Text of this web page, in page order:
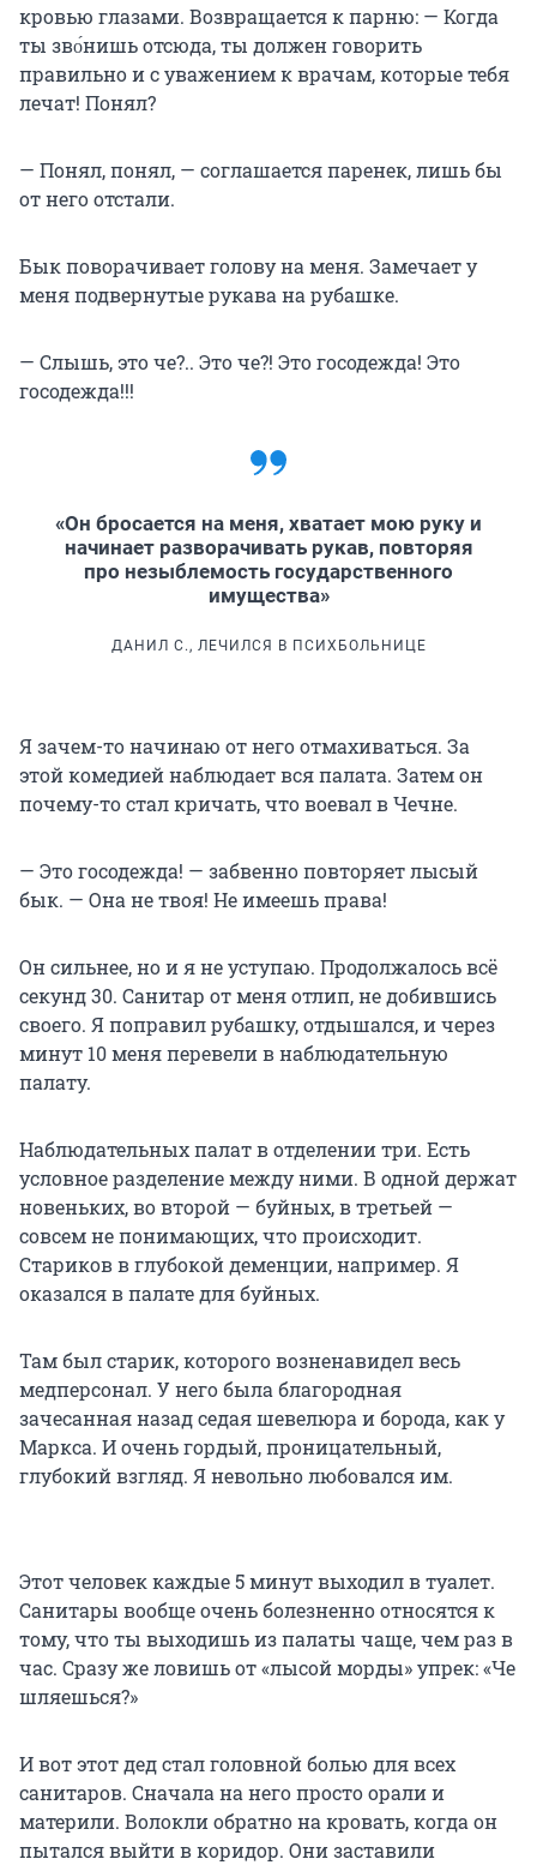
кровью глазами. Возвращается к парню: — Когда
ты зво́нишь отсюда, ты должен говорить
правильно и с уважением к врачам, которые тебя
лечат! Понял?
— Понял, понял, — соглашается паренек, лишь бы
от него отстали.
Бык поворачивает голову на меня. Замечает у
меня подвернутые рукава на рубашке.
— Слышь, это че?.. Это че?! Это госодежда! Это
госодежда!!!
«Он бросается на меня, хватает мою руку и
начинает разворачивать рукав, повторяя
про незыблемость государственного
имущества»
ДАНИЛ С., ЛЕЧИЛСЯ В ПСИХБОЛЬНИЦЕ
Я зачем-то начинаю от него отмахиваться. За
этой комедией наблюдает вся палата. Затем он
почему-то стал кричать, что воевал в Чечне.
— Это госодежда! — забвенно повторяет лысый
бык. — Она не твоя! Не имеешь права!
Он сильнее, но и я не уступаю. Продолжалось всё
секунд 30. Санитар от меня отлип, не добившись
своего. Я поправил рубашку, отдышался, и через
минут 10 меня перевели в наблюдательную
палату.
Наблюдательных палат в отделении три. Есть
условное разделение между ними. В одной держат
новеньких, во второй — буйных, в третьей —
совсем не понимающих, что происходит.
Стариков в глубокой деменции, например. Я
оказался в палате для буйных.
Там был старик, которого возненавидел весь
медперсонал. У него была благородная
зачесанная назад седая шевелюра и борода, как у
Маркса. И очень гордый, проницательный,
глубокий взгляд. Я невольно любовался им.
Этот человек каждые 5 минут выходил в туалет.
Санитары вообще очень болезненно относятся к
тому, что ты выходишь из палаты чаще, чем раз в
час. Сразу же ловишь от «лысой морды» упрек: «Че
шляешься?»
И вот этот дед стал головной болью для всех
санитаров. Сначала на него просто орали и
материли. Волокли обратно на кровать, когда он
пытался выйти в коридор. Они заставили